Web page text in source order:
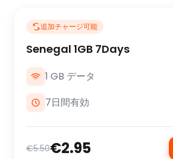
追加チャージ可能
Senegal 1GB 7Days
1 GB データ
7日間有効
€5.50€2.95